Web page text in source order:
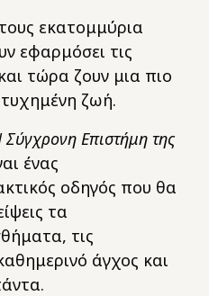
εκατομμύρια
εφαρμόσει τις
τώρα ζουν μια πιο
ζωή.
Επιστήμη της
ένας
οδηγός που θα
τα
τις
άγχος και